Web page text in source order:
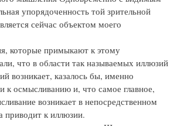
упорядоченность той зрительной
сейчас объектом моего
которые примыкают к этому
что в области так называемых иллюзий
возникает, казалось бы, именно
к осмысливанию и, что самое главное,
возникает в непосредственном
приводит к иллюзии.